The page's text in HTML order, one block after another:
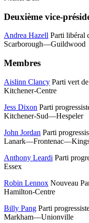
Deuxième vice-
Andrea Hazell Parti libéral
Scarborough—Guildwood
Membres
Aislinn Clancy Parti vert
Kitchener-Centre
Jess Dixon Parti
Kitchener-Sud—Hespeler
John Jordan Parti
Anthony Leardi Parti
Essex
Robin Lennox Nouveau
Hamilton-Centre
Billy Pang Parti
Markham—Unionville